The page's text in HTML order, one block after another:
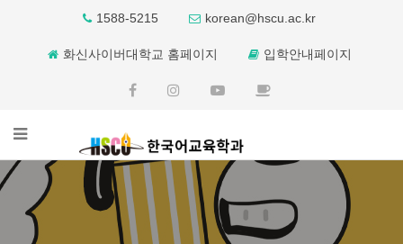
1588-5215 korean@hscu.ac.kr
화신사이버대학교 홈페이지 입학안내페이지